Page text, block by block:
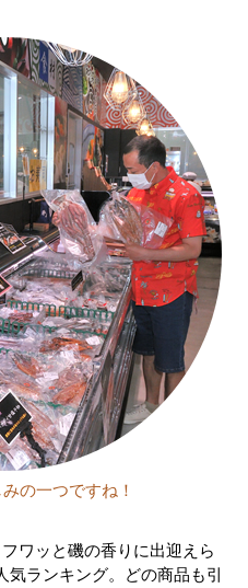
の一つですね！
ワッと磯の香りに出迎えら
気ランキング。どの商品も引